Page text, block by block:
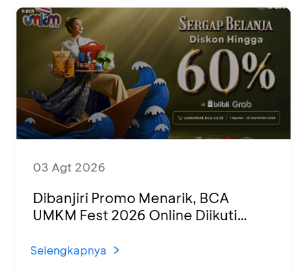
03 Agt 2026
Dibanjiri Promo Menarik, BCA
UMKM Fest 2026 Online Diikuti
Selengkapnya